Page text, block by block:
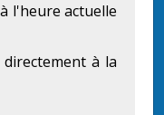
l'heure actuelle
à la